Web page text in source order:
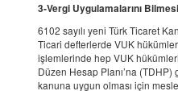
3-Vergi Uygulamalarını
6102 sayılı yeni Türk Ticaret
Ticari defterlerde VUK
işlemlerinde hep VUK
Düzen Hesap Planı’na
kanuna uygun olması için